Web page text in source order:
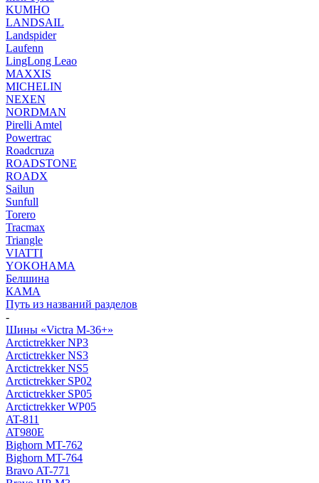
KUMHO
LANDSAIL
Landspider
Laufenn
LingLong Leao
MAXXIS
MICHELIN
NEXEN
NORDMAN
Pirelli Amtel
Powertrac
Roadcruza
ROADSTONE
ROADX
Sailun
Sunfull
Torero
Tracmax
Triangle
VIATTI
YOKOHAMA
Белшина
КАМА
Путь из названий разделов
-
Шины «Victra M-36+»
Arctictrekker NP3
Arctictrekker NS3
Arctictrekker NS5
Arctictrekker SP02
Arctictrekker SP05
Arctictrekker WP05
AT-811
AT980E
Bighorn MT-762
Bighorn MT-764
Bravo AT-771